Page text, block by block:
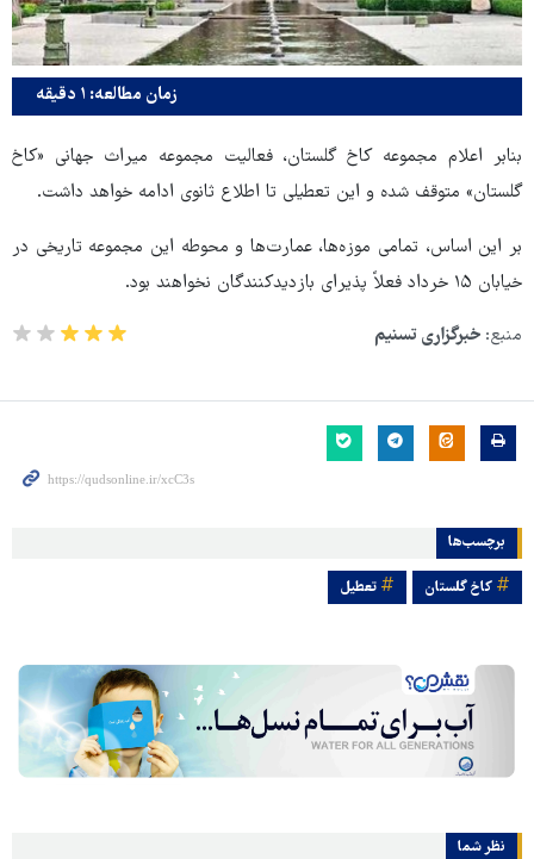
زمان مطالعه: ۱ دقیقه
بنابر اعلام مجموعه کاخ گلستان، فعالیت مجموعه میراث جهانی «کاخ
گلستان» متوقف شده و این تعطیلی تا اطلاع ثانوی ادامه خواهد داشت.
بر این اساس، تمامی موزه‌ها، عمارت‌ها و محوطه این مجموعه تاریخی در
خیابان ۱۵ خرداد فعلاً پذیرای بازدیدکنندگان نخواهند بود.
منبع: خبرگزاری تسنیم
برچسب‌ها
کاخ گلستان تعطیل
نظر شما